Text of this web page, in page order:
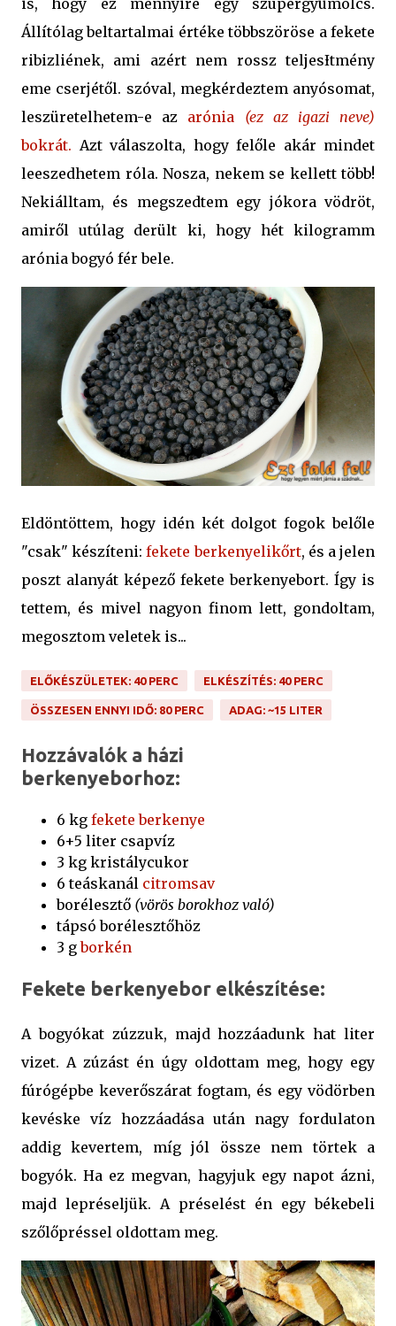
Állítólag beltartalmai értéke többszöröse a fekete
ribizliének, ami azért nem rossz teljesƗtmény
eme cserjétől. szóval, megkérdeztem anyósomat,
leszüretelhetem-e az arónia (ez az igazi neve)
bokrát. Azt válaszolta, hogy felőle akár mindet
leeszedhetem róla. Nosza, nekem se kellett több!
Nekiálltam, és megszedtem egy jókora vödröt,
amiről utúlag derült ki, hogy hét kilogramm
arónia bogyó fér bele.
Eldöntöttem, hogy idén két dolgot fogok belőle
"csak" készíteni:fekete berkenyelikőrt, és a jelen
poszt alanyát képező fekete berkenyebort. Így is
tettem, és mivel nagyon finom lett, gondoltam,
megosztom veletek is...
ELŐKÉSZÜLETEK: 40 PERC ELKÉSZÍTÉS: 40 PERC
ÖSSZESEN ENNYI IDŐ: 80 PERC ADAG: ~15 LITER
Hozzávalók a házi
berkenyeborhoz:
6 kg fekete berkenye
6+5 liter csapvíz
3 kg kristálycukor
6 teáskanál citromsav
borélesztő (vörös borokhoz való)
tápsó borélesztőhöz
3 gborkén
Fekete berkenyebor elkészítése:
A bogyókat zúzzuk, majd hozzáadunk hat liter
vizet. A zúzást én úgy oldottam meg, hogy egy
fúrógépbe keverőszárat fogtam, és egy vödörben
kevéske víz hozzáadása után nagy fordulaton
addig kevertem, míg jól össze nem törtek a
bogyók. Ha ez megvan, hagyjuk egy napot ázni,
majd lepréseljük. A préselést én egy békebeli
szőlőpréssel oldottam meg.